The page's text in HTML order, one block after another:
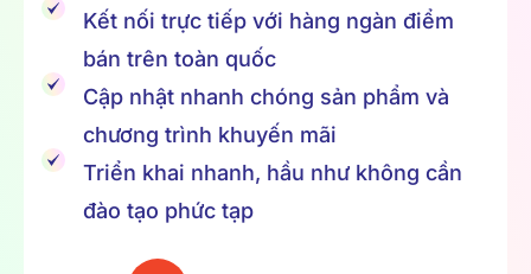
Kết nối trực tiếp với hàng ngàn điểm
bán trên toàn quốc
Cập nhật nhanh chóng sản phẩm và
chương trình khuyến mãi
Triển khai nhanh, hầu như không cần
đào tạo phức tạp